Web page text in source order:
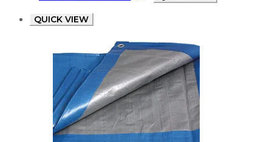
QUICK VIEW